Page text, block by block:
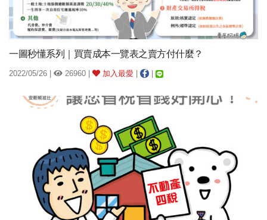
一圖秒懂系列｜買賣成本一覽表之賣方付什麼？
2022/05/26 | 26960 | 加入最愛